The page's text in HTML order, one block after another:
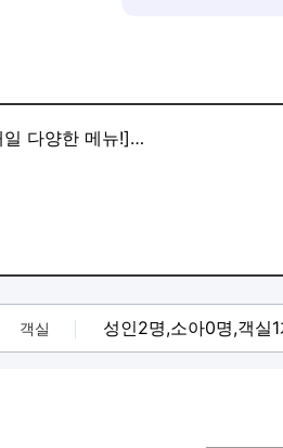
다양한 메뉴!]
다 !
으로 객실 업그레이드를 해드리
객실